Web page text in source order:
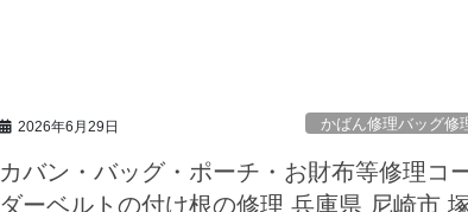
2026年6月29日 かばん修理バッグ修
カバン・バッグ・ポーチ・お財布等修理コ
ダーベルトの付け根の修理 兵庫県 尼崎市